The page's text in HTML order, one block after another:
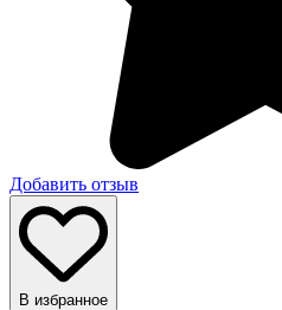
Добавить отзыв
В избранное